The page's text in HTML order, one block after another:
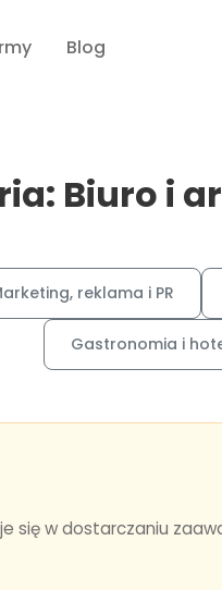
Blog
Biuro i
reklama i PR
Gastronomia i
się w dostarczaniu